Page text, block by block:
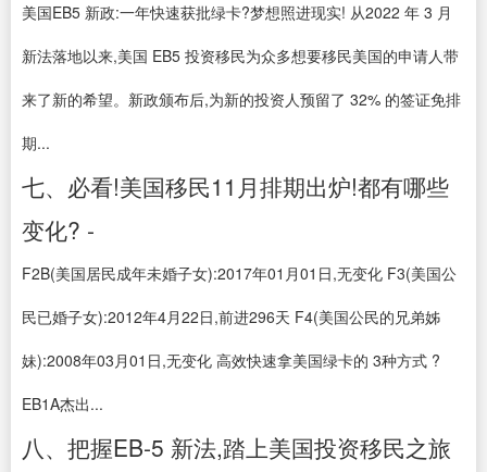
美国EB5 新政:一年快速获批绿卡?梦想照进现实! 从2022 年 3 月
新法落地以来,美国 EB5 投资移民为众多想要移民美国的申请人带
来了新的希望。新政颁布后,为新的投资人预留了 32% 的签证免排
期...
七、必看!美国移民11月排期出炉!都有哪些
变化? -
F2B(美国居民成年未婚子女):2017年01月01日,无变化 F3(美国公
民已婚子女):2012年4月22日,前进296天 F4(美国公民的兄弟姊
妹):2008年03月01日,无变化 高效快速拿美国绿卡的 3种方式 ?
EB1A杰出...
八、把握EB-5 新法,踏上美国投资移民之旅